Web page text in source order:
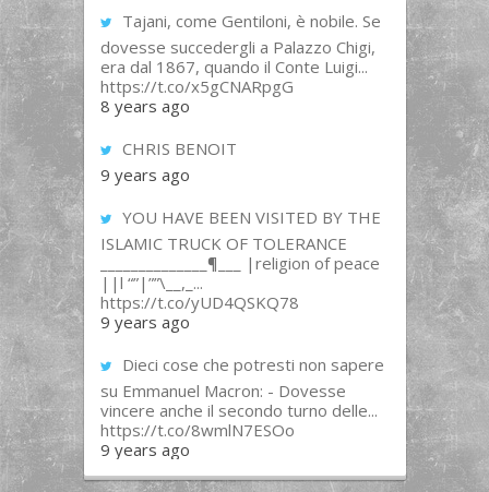
Tajani, come Gentiloni, è nobile. Se
dovesse succedergli a Palazzo Chigi,
era dal 1867, quando il Conte Luigi...
https://t.co/x5gCNARpgG
8 years ago
CHRIS BENOIT
9 years ago
YOU HAVE BEEN VISITED BY THE
ISLAMIC TRUCK OF TOLERANCE
______________¶___ |religion of peace
||l “”|””\__,_...
https://t.co/yUD4QSKQ78
9 years ago
Dieci cose che potresti non sapere
su Emmanuel Macron: - Dovesse
vincere anche il secondo turno delle...
https://t.co/8wmlN7ESOo
9 years ago